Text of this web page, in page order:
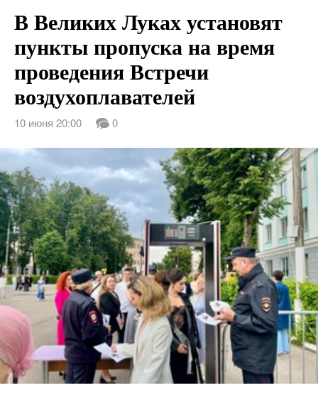
В Великих Луках установят
пункты пропуска на время
проведения Встречи
воздухоплавателей
10 июня 20:00 0